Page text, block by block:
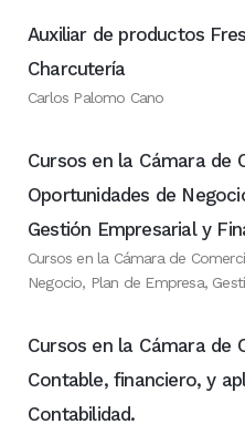
Auxiliar de productos
Charcutería
Carlos Palomo Cano
Cursos en la Cámara de
Oportunidades de
Gestión Empresarial y
Cursos en la Cámara de
Negocio, Plan de Empresa,
Cursos en la Cámara de
Contable, financiero, y
Contabilidad.